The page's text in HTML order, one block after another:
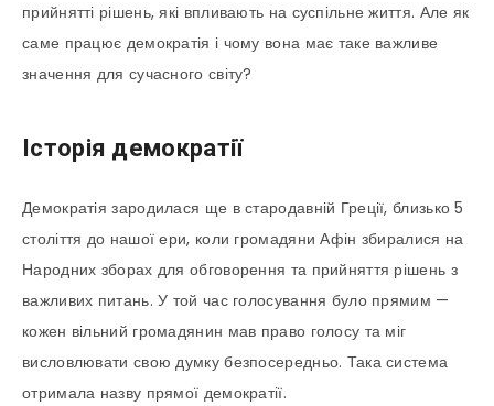
прийнятті рішень, які впливають на суспільне життя. Але як
саме працює демократія і чому вона має таке важливе
значення для сучасного світу?
Історія демократії
Демократія зародилася ще в стародавній Греції, близько 5
століття до нашої ери, коли громадяни Афін збиралися на
Народних зборах для обговорення та прийняття рішень з
важливих питань. У той час голосування було прямим —
кожен вільний громадянин мав право голосу та міг
висловлювати свою думку безпосередньо. Така система
отримала назву прямої демократії.